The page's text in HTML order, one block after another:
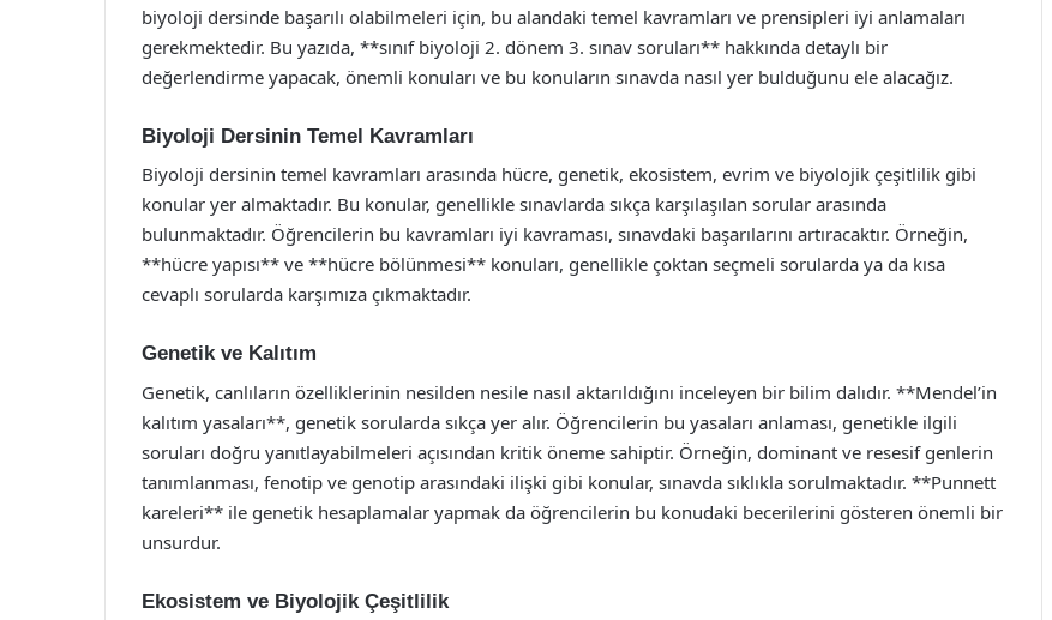
biyoloji dersinde başarılı olabilmeleri için, bu alandaki temel kavramları ve prensipleri iyi anlamaları
gerekmektedir. Bu yazıda, **sınıf biyoloji 2. dönem 3. sınav soruları** hakkında detaylı bir
değerlendirme yapacak, önemli konuları ve bu konuların sınavda nasıl yer bulduğunu ele alacağız.
Biyoloji Dersinin Temel Kavramları
Biyoloji dersinin temel kavramları arasında hücre, genetik, ekosistem, evrim ve biyolojik çeşitlilik gibi
konular yer almaktadır. Bu konular, genellikle sınavlarda sıkça karşılaşılan sorular arasında
bulunmaktadır. Öğrencilerin bu kavramları iyi kavraması, sınavdaki başarılarını artıracaktır. Örneğin,
**hücre yapısı** ve **hücre bölünmesi** konuları, genellikle çoktan seçmeli sorularda ya da kısa
cevaplı sorularda karşımıza çıkmaktadır.
Genetik ve Kalıtım
Genetik, canlıların özelliklerinin nesilden nesile nasıl aktarıldığını inceleyen bir bilim dalıdır. **Mendel’in
kalıtım yasaları**, genetik sorularda sıkça yer alır. Öğrencilerin bu yasaları anlaması, genetikle ilgili
soruları doğru yanıtlayabilmeleri açısından kritik öneme sahiptir. Örneğin, dominant ve resesif genlerin
tanımlanması, fenotip ve genotip arasındaki ilişki gibi konular, sınavda sıklıkla sorulmaktadır. **Punnett
kareleri** ile genetik hesaplamalar yapmak da öğrencilerin bu konudaki becerilerini gösteren önemli bir
unsurdur.
Ekosistem ve Biyolojik Çeşitlilik